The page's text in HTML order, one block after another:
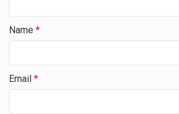
Name *
Email *